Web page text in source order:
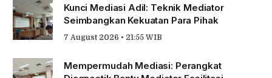
Kunci Mediasi Adil: Teknik Mediator
Seimbangkan Kekuatan Para Pihak
7 August 2026 • 21:55 WIB
Mempermudah Mediasi: Perangkat